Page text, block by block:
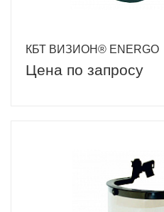
КБТ ВИЗИОН® ENERGO
Цена по запросу